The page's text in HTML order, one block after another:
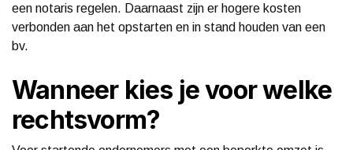
een notaris regelen. Daarnaast zijn er hogere kosten
verbonden aan het opstarten en in stand houden van een
bv.
Wanneer kies je voor welke
rechtsvorm?